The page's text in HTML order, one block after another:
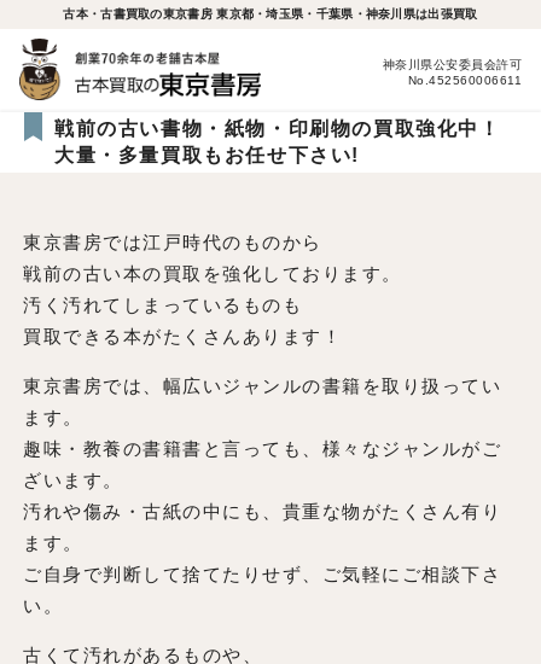
古本・古書買取の東京書房 東京都・埼玉県・千葉県・神奈川県は出張買取
神奈川県公安委員会許可
No.452560006611
戦前の古い書物・紙物・印刷物の買取強化中！
大量・多量買取もお任せ下さい!
東京書房では江戸時代のものから
戦前の古い本の買取を強化しております。
汚く汚れてしまっているものも
買取できる本がたくさんあります！
東京書房では、幅広いジャンルの書籍を取り扱ってい
ます。
趣味・教養の書籍書と言っても、様々なジャンルがご
ざいます。
汚れや傷み・古紙の中にも、貴重な物がたくさん有り
ます。
ご自身で判断して捨てたりせず、ご気軽にご相談下さ
い。
古くて汚れがあるものや、